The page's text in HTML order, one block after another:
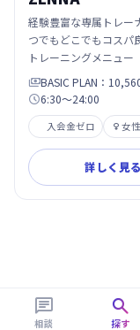
経験豊富な専属トレー
つでもどこでもコスパ
トレーニングメニュー
BASIC PLAN：
6:30～24:00
入会金ゼロ  女
詳しく見る

相談

探す